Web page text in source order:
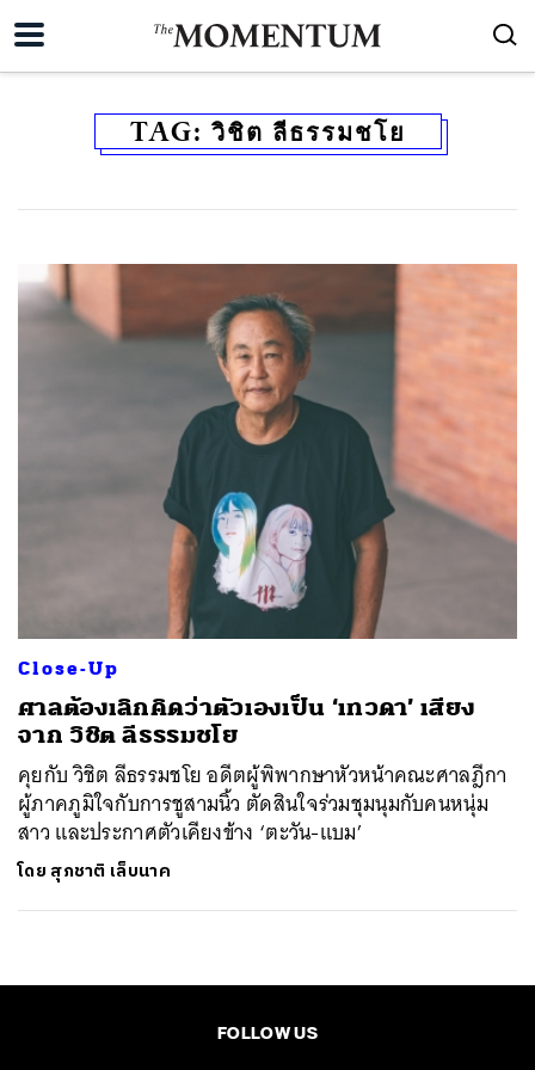
TAG: วิชิต ลีธรรมชโย
Close-Up
ศาลต้องเลิกคิดว่าตัวเองเป็น ‘เทวดา’ เสียง
จาก วิชิต ลีธรรมชโย
คุยกับ วิชิต ลีธรรมชโย อดีตผู้พิพากษาหัวหน้าคณะศาลฎีกา
ผู้ภาคภูมิใจกับการชูสามนิ้ว ตัดสินใจร่วมชุมนุมกับคนหนุ่ม
สาว และประกาศตัวเคียงข้าง ‘ตะวัน-แบม’
โดย สุภชาติ เล็บนาค
FOLLOW US
SHARE TWEET LINE EMAIL